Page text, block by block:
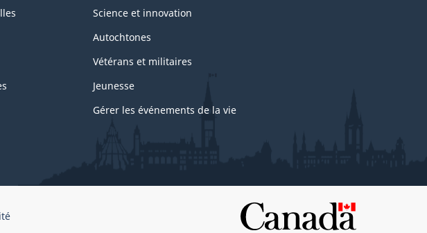
Science et innovation
Autochtones
Vétérans et militaires
Jeunesse
Gérer les événements de la vie